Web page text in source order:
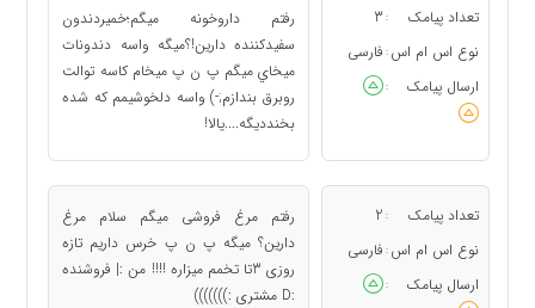
تعداد پیامک :
3
نوع اس ام اس : فارسی
ارسال پیامک
:
رفتم داروخونه ميگم؛خميردندون
سفيدکننده دارين!؟ميگه واسه دندونات
ميخاي ميگم پ ن پ ميخام کاسه توالت
روبرق بندازم;-) واسه دلخوشيمم که شده
بخندديگه....يالا!
تعداد پیامک :
2
نوع اس ام اس : فارسی
ارسال پیامک
:
رفتم مرغ فروشی میگم سلام مرغ
دارین؟ میگه پ ن پ خرس داریم تازه
روزی 3تا تخمم میزاره !!!! من :| فروشنده
:D مشتری :)))))))